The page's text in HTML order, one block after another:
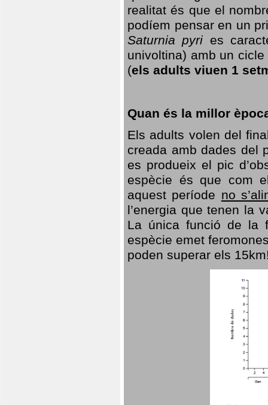
realitat és que el
podíem pensar en un
Saturnia pyri es
univoltina) amb un
(els adults viuen 1
Quan és la millor
Els adults volen del
creada amb dades del
es produeix el pic
espècie és que com
aquest període no
l’energia que tenen la
La única funció de la
espècie emet
poden superar els